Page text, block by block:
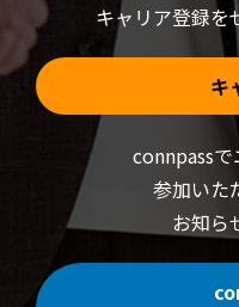
キャリア登録を
キ
connpass
参加いた
お知ら